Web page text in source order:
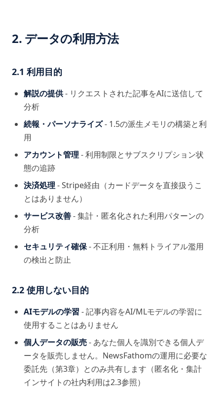
2. データの利用方法
2.1 利用目的
解説の提供- リクエストされた記事をAIに送信して
分析
続報・パーソナライズ- 1.5の派生メモリの構築と利
用
アカウント管理 - 利用制限とサブスクリプション状
態の追跡
決済処理 - Stripe経由（カードデータを直接扱うこ
とはありません）
サービス改善- 集計・匿名化された利用パターンの
分析
セキュリティ確保- 不正利用・無料トライアル濫用
の検出と防止
2.2 使用しない目的
AIモデルの学習 - 記事内容をAI/MLモデルの学習に
使用することはありません
個人データの販売- あなた個人を識別できる個人デ
ータを販売しません。NewsFathomの運用に必要な
委託先（第3章）とのみ共有します（匿名化・集計
インサイトの社内利用は2.3参照）